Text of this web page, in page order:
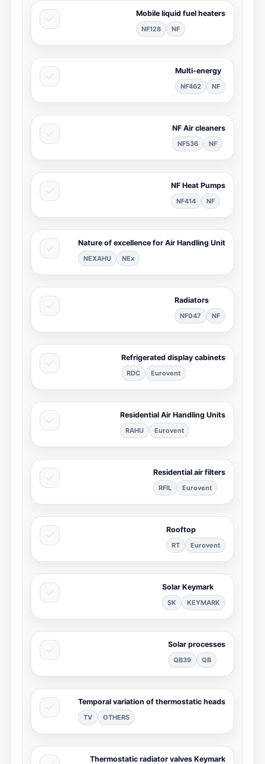
Mobile liquid fuel heaters
NF128
Multi-energy
NF462
NF Air cleaners
NF536
NF Heat Pumps
NF414
Nature of excellence for Air Handling Unit
NEXAHU
Radiators
NF047
Refrigerated display cabinets
Eurovent
RDC
Residential Air Handling Units
Eurovent
RAHU
Residential air filters
Eurovent
RFIL
Rooftop
Eurovent
RT
Solar Keymark
KEYMARK
SK
Solar processes
QB39
Temporal variation of thermostatic heads
OTHERS
TV
Thermostatic radiator valves Keymark